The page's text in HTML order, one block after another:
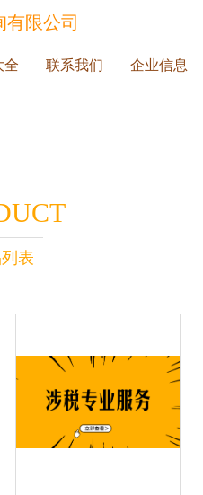
限公司
全 联系我们 企业信息
表